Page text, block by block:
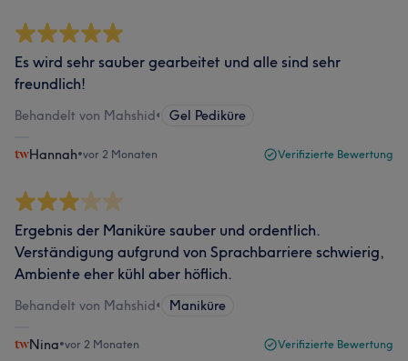
Es wird sehr sauber gearbeitet und alle sind sehr
freundlich!
Behandelt von Mahshid• Gel Pediküre
Hannah•vor 2 Monaten Verifizierte Bewertung
Ergebnis der Maniküre sauber und ordentlich.
Verständigung aufgrund von Sprachbarriere schwierig,
Ambiente eher kühl aber höflich.
Behandelt von Mahshid• Maniküre
Nina•vor 2 Monaten Verifizierte Bewertung